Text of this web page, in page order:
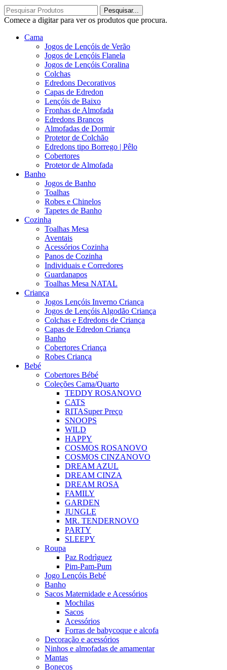
Pesquisar...
Comece a digitar para ver os produtos que procura.
Cama
Jogos de Lençóis de Verão
Jogos de Lençóis Flanela
Jogos de Lençóis Coralina
Colchas
Edredons Decorativos
Capas de Edredon
Lençóis de Baixo
Fronhas de Almofada
Edredons Brancos
Almofadas de Dormir
Protetor de Colchão
Edredons tipo Borrego | Pêlo
Cobertores
Protetor de Almofada
Banho
Jogos de Banho
Toalhas
Robes e Chinelos
Tapetes de Banho
Cozinha
Toalhas Mesa
Aventais
Acessórios Cozinha
Panos de Cozinha
Individuais e Corredores
Guardanapos
Toalhas Mesa NATAL
Criança
Jogos Lençóis Inverno Criança
Jogos de Lençóis Algodão Criança
Colchas e Edredons de Criança
Capas de Edredon Criança
Banho
Cobertores Criança
Robes Criança
Bebé
Cobertores Bébé
Coleções Cama/Quarto
TEDDY ROSANOVO
CATS
RITASuper Preço
SNOOPS
WILD
HAPPY
COSMOS ROSANOVO
COSMOS CINZANOVO
DREAM AZUL
DREAM CINZA
DREAM ROSA
FAMILY
GARDEN
JUNGLE
MR. TENDERNOVO
PARTY
SLEEPY
Roupa
Paz Rodrìguez
Pim-Pam-Pum
Jogo Lençóis Bebé
Banho
Sacos Maternidade e Acessórios
Mochilas
Sacos
Acessórios
Forras de babycoque e alcofa
Decoração e acessórios
Ninhos e almofadas de amamentar
Mantas
Bonecos